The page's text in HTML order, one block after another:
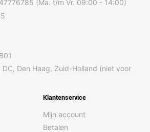
(Ma. t/m Vr. 09:00 - 14:00)
Den Haag, Zuid-Holland (niet voor
Klantenservice
Mijn account
Betalen